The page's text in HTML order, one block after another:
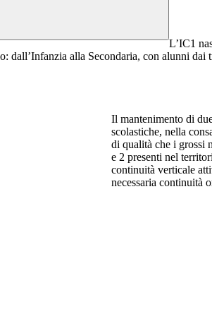
L’IC1
dall’Infanzia alla Secondaria, con alunni dai
Il mantenimento di
scolastiche, nella
di qualità che i grossi
e 2 presenti nel
continuità verticale
necessaria continuità